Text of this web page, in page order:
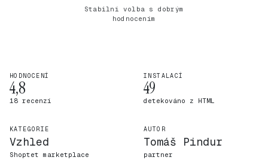
Stabilní volba s dobrým
hodnocením
HODNOCENÍ
4,8
18 recenzí
INSTALACÍ
49
detekováno z HTML
KATEGORIE
Vzhled
Shoptet marketplace
AUTOR
Tomáš Pindur
partner